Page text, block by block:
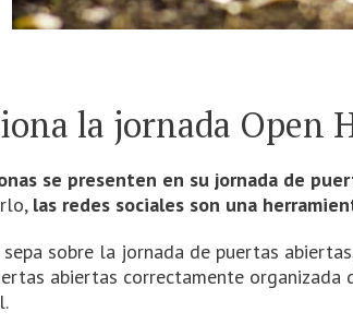
la jornada Open
se presenten en su jornada de
las redes sociales son una
sobre la jornada de puertas
abiertas correctamente